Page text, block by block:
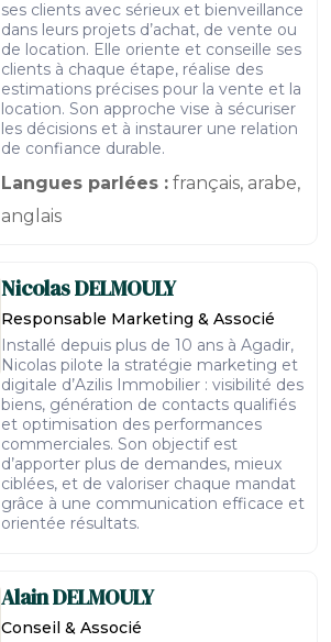
ses clients avec sérieux et bienveillance
dans leurs projets d’achat, de vente ou
de location. Elle oriente et conseille ses
clients à chaque étape, réalise des
estimations précises pour la vente et la
location. Son approche vise à sécuriser
les décisions et à instaurer une relation
de confiance durable.
Langues parlées : français, arabe,
anglais
NicolasDELMOULY
Responsable Marketing & Associé
Installé depuis plus de 10 ans à Agadir,
Nicolas pilote la stratégie marketing et
digitale d’Azilis Immobilier : visibilité des
biens, génération de contacts qualifiés
et optimisation des performances
commerciales. Son objectif est
d’apporter plus de demandes, mieux
ciblées, et de valoriser chaque mandat
grâce à une communication efficace et
orientée résultats.
AlainDELMOULY
Conseil & Associé